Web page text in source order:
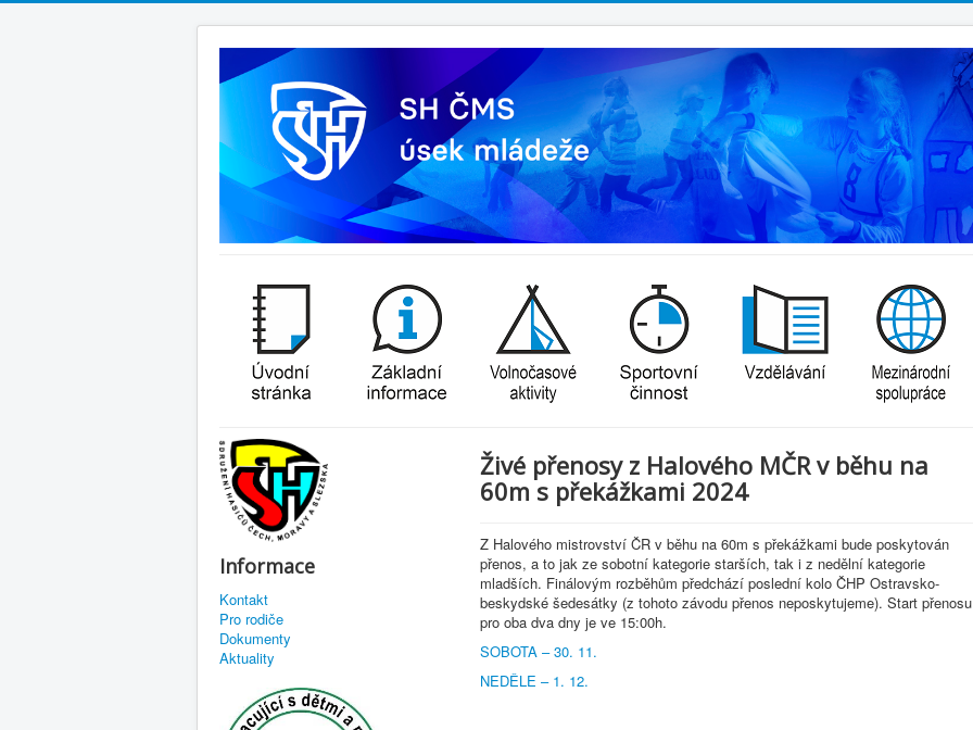
Informace
Kontakt
Pro rodiče
Dokumenty
Aktuality
Živé přenosy z Halového MČR v běhu na
60m s překážkami 2024
Z Halového mistrovství ČR v běhu na 60m s překážkami bude poskytován
přenos, a to jak ze sobotní kategorie starších, tak i z nedělní kategorie
mladších. Finálovým rozběhům předchází poslední kolo ČHP Ostravsko-
beskydské šedesátky (z tohoto závodu přenos neposkytujeme). Start přenosu
pro oba dva dny je ve 15:00h.
SOBOTA – 30. 11.
NEDĚLE – 1. 12.